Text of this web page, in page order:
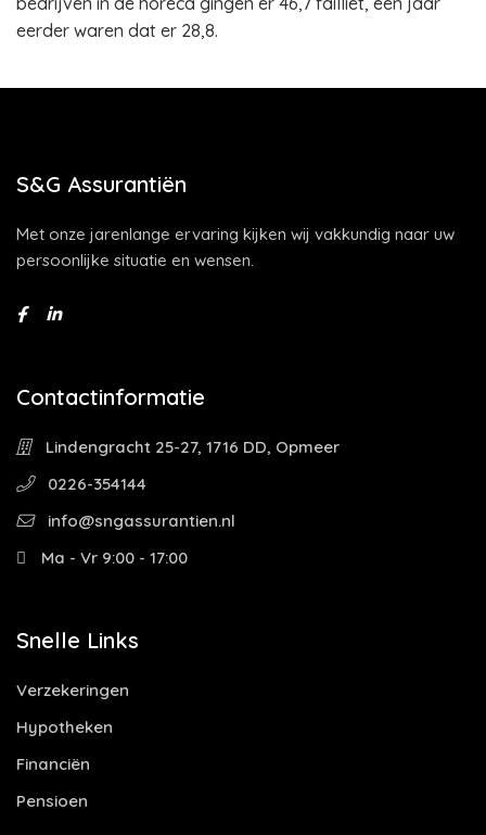
eerder waren dat er 28,8.
S&G Assurantiën
Met onze jarenlange ervaring kijken wij vakkundig naar uw
persoonlijke situatie en wensen.
Contactinformatie
Lindengracht 25-27, 1716 DD, Opmeer
0226-354144
info@sngassurantien.nl
Ma - Vr 9:00 - 17:00
Snelle Links
Verzekeringen
Hypotheken
Financiën
Pensioen